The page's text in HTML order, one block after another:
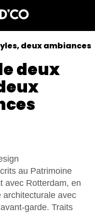
deux ambiances
deux
au Patrimoine
avec Rotterdam, en
architecturale avec
garde. Traits